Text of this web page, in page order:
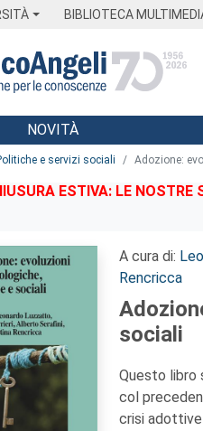
BIBLIOTECA
NOVITÀ
e servizi sociali Adozione:
ESTIVA: LE
A cura di:
Rencricca
sociali
Questo libro
col
crisi